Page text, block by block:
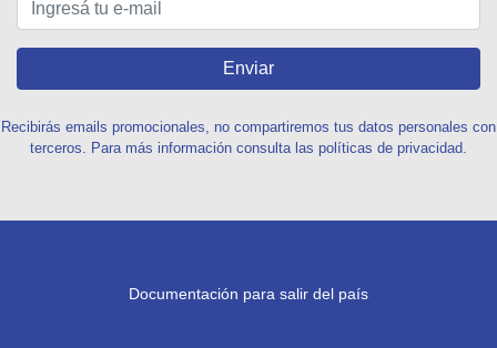
Enviar
Recibirás emails promocionales, no compartiremos tus datos personales con
terceros. Para más información consulta las políticas de privacidad.
Documentación para salir del país